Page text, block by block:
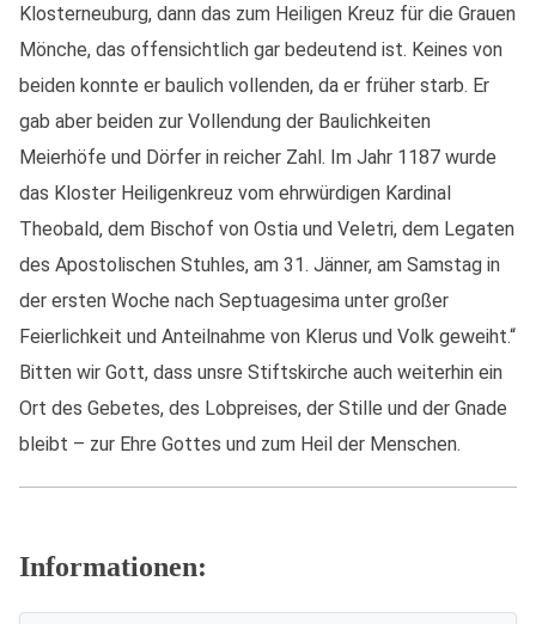
Klosterneuburg, dann das zum Heiligen Kreuz für die Grauen
Mönche, das offensichtlich gar bedeutend ist. Keines von
beiden konnte er baulich vollenden, da er früher starb. Er
gab aber beiden zur Vollendung der Baulichkeiten
Meierhöfe und Dörfer in reicher Zahl. Im Jahr 1187 wurde
das Kloster Heiligenkreuz vom ehrwürdigen Kardinal
Theobald, dem Bischof von Ostia und Veletri, dem Legaten
des Apostolischen Stuhles, am 31. Jänner, am Samstag in
der ersten Woche nach Septuagesima unter großer
Feierlichkeit und Anteilnahme von Klerus und Volk geweiht.“
Bitten wir Gott, dass unsre Stiftskirche auch weiterhin ein
Ort des Gebetes, des Lobpreises, der Stille und der Gnade
bleibt – zur Ehre Gottes und zum Heil der Menschen.
Informationen: